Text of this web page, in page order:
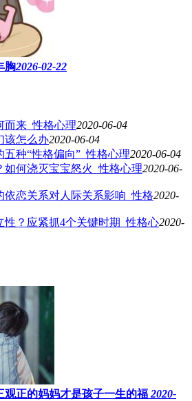
胸2026-02-22
而来_性格心理2020-06-04
该怎么办2020-06-04
种“性格偏向”_性格心理2020-06-04
如何浇灭宝宝怒火_性格心理2020-06-
依恋关系对人际关系影响_性格2020-
性？应紧抓4个关键时期_性格心2020-
观正的妈妈才是孩子一生的福 2020-